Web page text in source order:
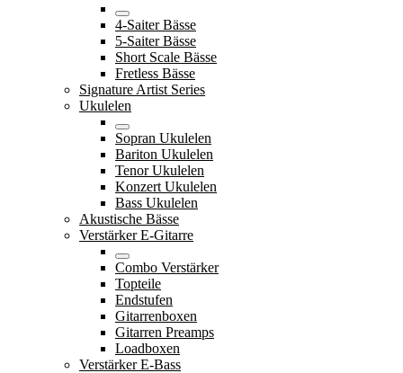
4-Saiter Bässe
5-Saiter Bässe
Short Scale Bässe
Fretless Bässe
Signature Artist Series
Ukulelen
Sopran Ukulelen
Bariton Ukulelen
Tenor Ukulelen
Konzert Ukulelen
Bass Ukulelen
Akustische Bässe
Verstärker E-Gitarre
Combo Verstärker
Topteile
Endstufen
Gitarrenboxen
Gitarren Preamps
Loadboxen
Verstärker E-Bass